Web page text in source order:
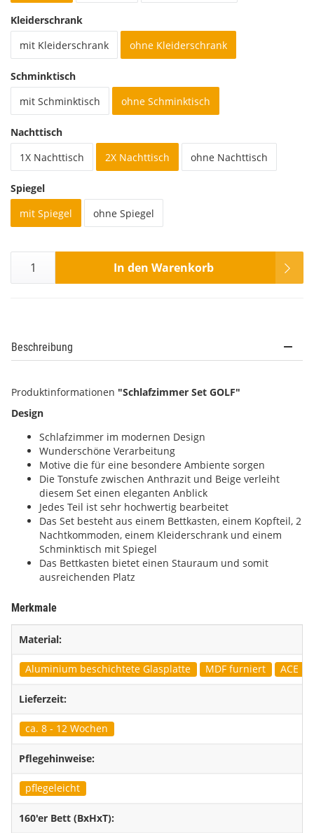
Kleiderschrank
mit Kleiderschrank
ohne Kleiderschrank
Schminktisch
mit Schminktisch
ohne Schminktisch
Nachttisch
1X Nachttisch
2X Nachttisch ohne Nachttisch
Spiegel
mit Spiegel
ohne Spiegel
In den Warenkorb
Beschreibung
Produktinformationen "Schlafzimmer Set GOLF"
Design
Schlafzimmer im modernen Design
Wunderschöne Verarbeitung
Motive die für eine besondere Ambiente sorgen
Die Tonstufe zwischen Anthrazit und Beige verleiht
diesem Set einen eleganten Anblick
Jedes Teil ist sehr hochwertig bearbeitet
Das Set besteht aus einem Bettkasten, einem Kopfteil, 2
Nachtkommoden, einem Kleiderschrank und einem
Schminktisch mit Spiegel
Das Bettkasten bietet einen Stauraum und somit
ausreichenden Platz
Merkmale
Material:
Aluminium beschichtete Glasplatte MDF furniert ACE
Lieferzeit:
ca. 8 - 12 Wochen
Pflegehinweise:
pflegeleicht
160'er Bett (BxHxT):